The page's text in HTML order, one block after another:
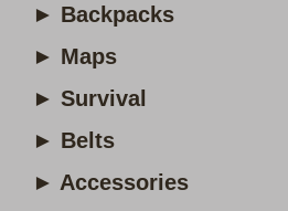
► Backpacks
► Maps
► Survival
► Belts
► Accessories